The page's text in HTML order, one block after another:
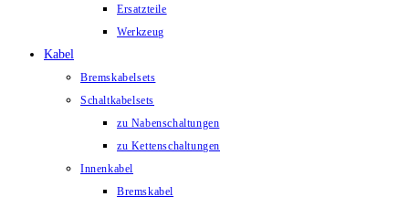
Ersatzteile
Werkzeug
Kabel
Bremskabelsets
Schaltkabelsets
zu Nabenschaltungen
zu Kettenschaltungen
Innenkabel
Bremskabel